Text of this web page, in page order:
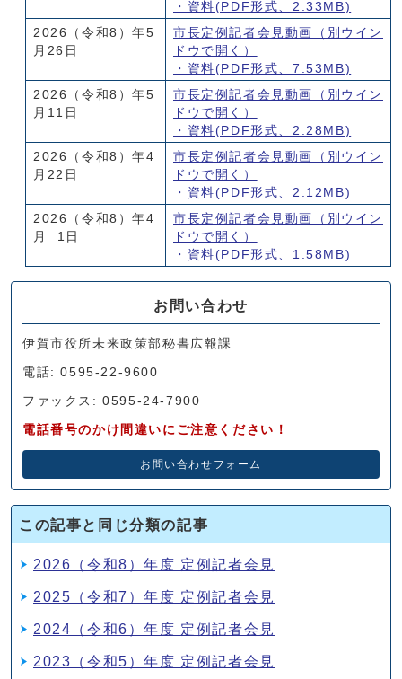
・資料(PDF形式、2.33MB)
2026（令和8）年5
月26日
市長定例記者会見動画
（別ウイン
ドウで開く）
・資料(PDF形式、7.53MB)
2026（令和8）年5
月11日
市長定例記者会見動画
（別ウイン
ドウで開く）
・資料(PDF形式、2.28MB)
2026（令和8）年4
月22日
市長定例記者会見動画
（別ウイン
ドウで開く）
・資料(PDF形式、2.12MB)
2026（令和8）年4
月 1日
市長定例記者会見動画
（別ウイン
ドウで開く）
・資料(PDF形式、1.58MB)
お問い合わせ
伊賀市役所未来政策部秘書広報課
電話: 0595-22-9600
ファックス: 0595-24-7900
電話番号のかけ間違いにご注意ください！
お問い合わせフォーム
この記事と同じ分類の記事
2026（令和8）年度 定例記者会見
2025（令和7）年度 定例記者会見
2024（令和6）年度 定例記者会見
2023（令和5）年度 定例記者会見